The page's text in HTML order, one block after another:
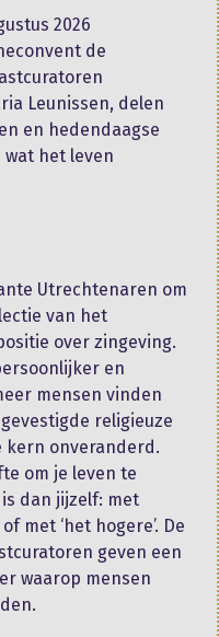
2026
de
Leunissen, delen
en hedendaagse
het leven
Utrechtenaren om
van het
over zingeving.
en
mensen vinden
religieuze
kern onveranderd.
om je leven te
dan jijzelf: met
met ‘het hogere’. De
geven een
waarop mensen